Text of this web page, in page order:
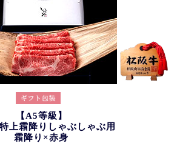
【A5等級】
上霜降りしゃぶしゃぶ用
霜降り×赤身